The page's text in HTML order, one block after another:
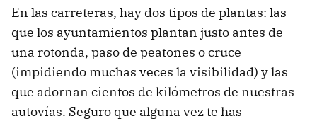
En las carreteras, hay dos tipos de plantas: las
que los ayuntamientos plantan justo antes de
una rotonda, paso de peatones o cruce
(impidiendo muchas veces la visibilidad) y las
que adornan cientos de kilómetros de nuestras
autovías. Seguro que alguna vez te has